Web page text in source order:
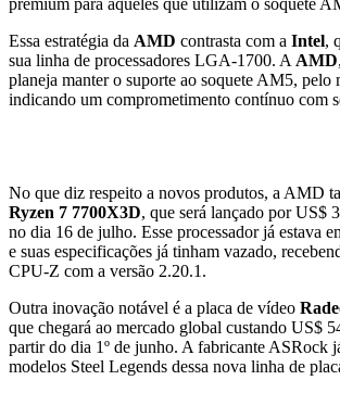
premium para aqueles que utilizam o soquete
Essa estratégia da AMD contrasta com a Intel,
sua linha de processadores LGA-1700. AAMD
planeja manter o suporte ao soquete AM5, pelo
indicando um comprometimento contínuo com
No que diz respeito a novos produtos, a AMD
Ryzen 7 7700X3D, que será lançado por US$
no dia 16 de julho. Esse processador já estava
e suas especificações já tinham vazado,
CPU-Z com a versão 2.20.1.
Outra inovação notável é a placa de vídeo
que chegará ao mercado global custando US$
partir do dia 1º de junho. A fabricante ASRock
modelos Steel Legends dessa nova linha de